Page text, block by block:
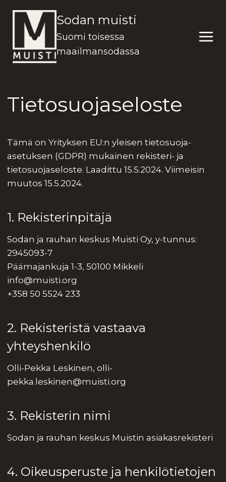
sisältöön
Sodan muisti
Suomi toisessa
maailmansodassa
Tietosuojaseloste
Tämä on Yrityksen EU:n yleisen tietosuoja-
asetuksen (GDPR) mukainen rekisteri- ja
tietosuojaseloste. Laadittu 15.5.2024. Viimeisin
muutos 15.5.2024.
1. Rekisterinpitäjä
Sodan ja rauhan keskus Muisti Oy, y-tunnus:
2945093-7
Päämajankuja 1-3, 50100 Mikkeli
info@muisti.org
+358 50 5524 233
2. Rekisteristä vastaava
yhteyshenkilö
Olli-Pekka Leskinen, olli-
pekka.leskinen@muisti.org
3. Rekisterin nimi
Sodan ja rauhan keskus Muistin asiakasrekisteri
4. Oikeusperuste ja henkilötietojen